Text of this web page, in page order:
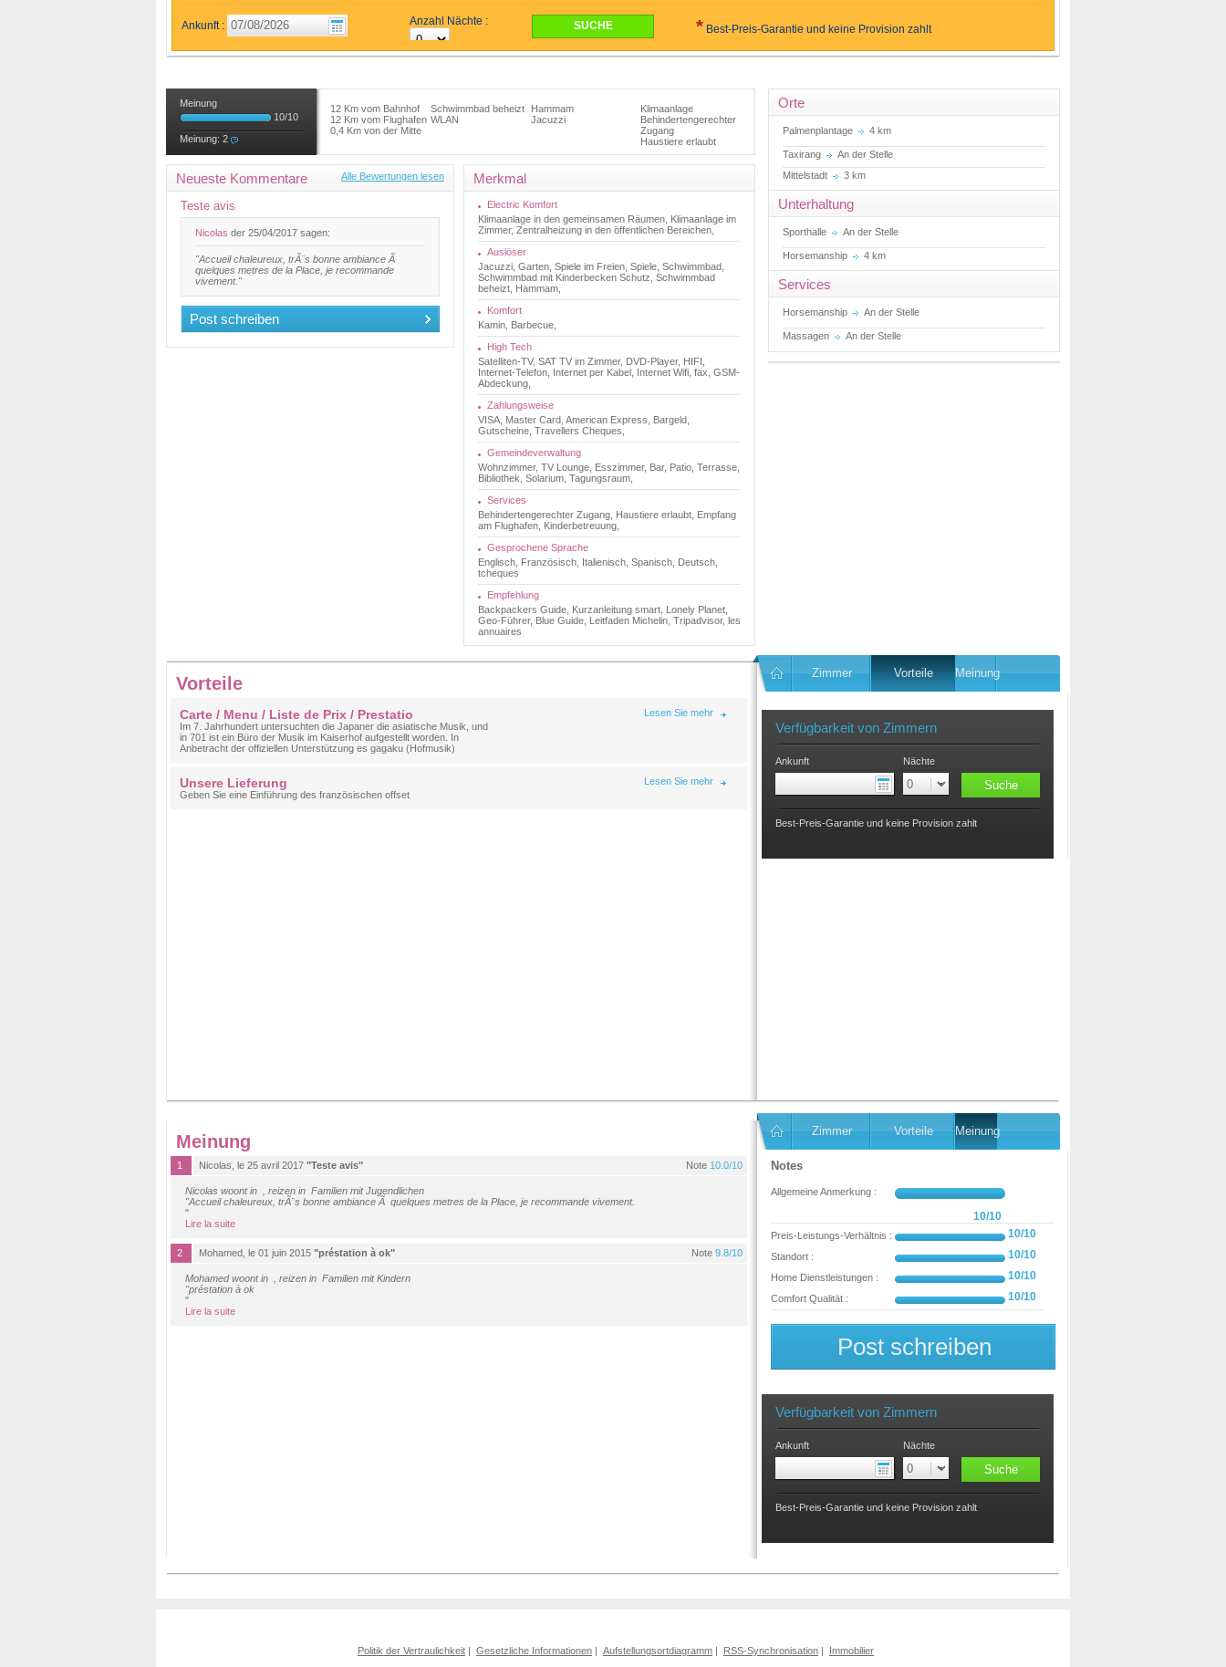
Ankunft : Anzahl Nächte : * Best-Preis-Garantie und keine Provision zahlt
Meinung
10/10
Meinung: 2
Klimaanlage
Behindertengerechter
Zugang
Haustiere erlaubt
12 Km vom Bahnhof
12 Km vom Flughafen
0,4 Km von der Mitte
Schwimmbad beheizt
WLAN
Hammam
Jacuzzi
Merkmal
Electric Komfort
Klimaanlage in den gemeinsamen Räumen, Klimaanlage im
Zimmer, Zentralheizung in den öffentlichen Bereichen,
Auslöser
Jacuzzi, Garten, Spiele im Freien, Spiele, Schwimmbad,
Schwimmbad mit Kinderbecken Schutz, Schwimmbad
beheizt, Hammam,
Komfort
Kamin, Barbecue,
High Tech
Satelliten-TV, SAT TV im Zimmer, DVD-Player, HIFI,
Internet-Telefon, Internet per Kabel, Internet Wifi, fax, GSM-
Abdeckung,
Zahlungsweise
VISA, Master Card, American Express, Bargeld,
Gutscheine, Travellers Cheques,
Gemeindeverwaltung
Wohnzimmer, TV Lounge, Esszimmer, Bar, Patio, Terrasse,
Bibliothek, Solarium, Tagungsraum,
Services
Behindertengerechter Zugang, Haustiere erlaubt, Empfang
am Flughafen, Kinderbetreuung,
Gesprochene Sprache
Englisch, Französisch, Italienisch, Spanisch, Deutsch,
tcheques
Empfehlung
Backpackers Guide, Kurzanleitung smart, Lonely Planet,
Geo-Führer, Blue Guide, Leitfaden Michelin, Tripadvisor, les
annuaires
Neueste Kommentare Alle Bewertungen lesen
Teste avis
Nicolas der 25/04/2017 sagen:
"Accueil chaleureux, trÃ¨s bonne ambiance Ã
quelques metres de la Place, je recommande
vivement."
Post schreiben
Orte
Palmenplantage 4 km
Taxirang
An der Stelle
Mittelstadt
3 km
Unterhaltung
Sporthalle An der Stelle
Horsemanship 4 km
Services
Horsemanship An der Stelle
Massagen An der Stelle
Vorteile
Carte / Menu / Liste de Prix / Prestatio
Lesen Sie mehr
Im 7. Jahrhundert untersuchten die Japaner die asiatische Musik, und
in 701 ist ein Büro der Musik im Kaiserhof aufgestellt worden. In
Anbetracht der offiziellen Unterstützung es gagaku (Hofmusik)
Unsere Lieferung
Lesen Sie mehr
Geben Sie eine Einführung des französischen offset
Zimmer Vorteile Meinung
Verfügbarkeit von Zimmern
Ankunft Nächte
Best-Preis-Garantie und keine Provision zahlt
Meinung
1 Nicolas, le 25 avril 2017 "Teste avis" Note 10.0/10
Nicolas woont in , reizen in Familien mit Jugendlichen
"Accueil chaleureux, trÃ¨s bonne ambiance Ã quelques metres de la Place, je recommande vivement.
"
Lire la suite
2 Mohamed, le 01 juin 2015 "préstation à ok" Note 9.8/10
Mohamed woont in , reizen in Familien mit Kindern
"préstation à ok
"
Lire la suite
Zimmer Vorteile Meinung
Notes
Allgemeine Anmerkung :
10/10
Preis-Leistungs-Verhältnis : 10/10
Standort : 10/10
Home Dienstleistungen : 10/10
Comfort Qualität : 10/10
Post schreiben
Verfügbarkeit von Zimmern
Ankunft Nächte
Best-Preis-Garantie und keine Provision zahlt
Politik der Vertraulichkeit | Gesetzliche Informationen | Aufstellungsortdiagramm | RSS-Synchronisation | Immobilier